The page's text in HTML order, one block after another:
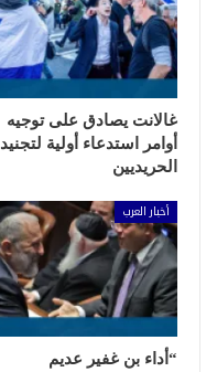
غالانت يصادق على توجيه
أوامر استدعاء أولية لتجنيد
الحريديين
أخبار العرب
“أداء بن غفير عديم